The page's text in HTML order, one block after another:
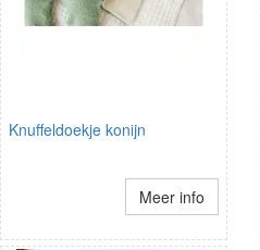
Knuffeldoekje konijn
Meer info